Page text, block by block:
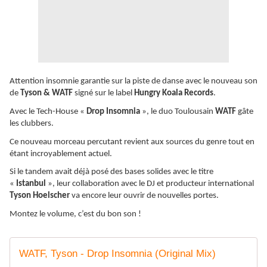
Attention insomnie garantie sur la piste de danse avec le nouveau son
de Tyson & WATF signé sur le label Hungry Koala Records.
Avec le Tech-House « Drop Insomnia », le duo Toulousain WATF gâte
les clubbers.
Ce nouveau morceau percutant revient aux sources du genre tout en
étant incroyablement actuel.
Si le tandem avait déjà posé des bases solides avec le titre
« Istanbul », leur collaboration avec le DJ et producteur international
Tyson Hoelscher va encore leur ouvrir de nouvelles portes.
Montez le volume, c’est du bon son !
WATF, Tyson - Drop Insomnia (Original Mix)